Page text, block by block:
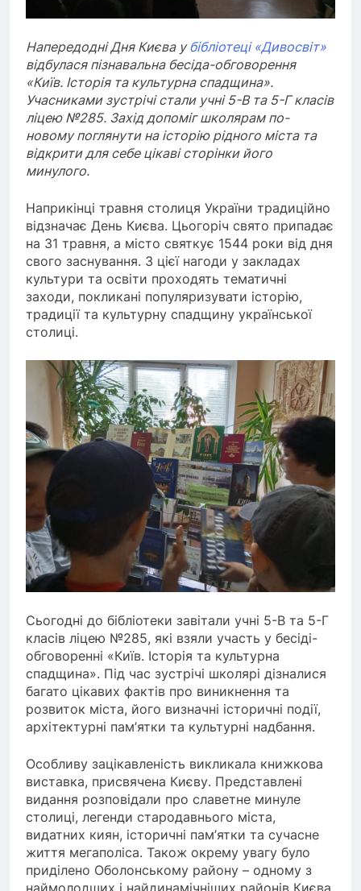
Напередодні Дня Києва убібліотеці «Дивосвіт»
відбулася пізнавальна бесіда-обговорення
«Київ. Історія та культурна спадщина».
Учасниками зустрічі стали учні 5-В та 5-Г класів
ліцею №285. Захід допоміг школярам по-
новому поглянути на історію рідного міста та
відкрити для себе цікаві сторінки його
минулого.
Наприкінці травня столиця України традиційно
відзначає День Києва. Цьогоріч свято припадає
на 31 травня, а місто святкує 1544 роки від дня
свого заснування. З цієї нагоди у закладах
культури та освіти проходять тематичні
заходи, покликані популяризувати історію,
традиції та культурну спадщину української
столиці.
Сьогодні до бібліотеки завітали учні 5-В та 5-Г
класів ліцею №285, які взяли участь у бесіді-
обговоренні «Київ. Історія та культурна
спадщина». Під час зустрічі школярі дізналися
багато цікавих фактів про виникнення та
розвиток міста, його визначні історичні події,
архітектурні пам’ятки та культурні надбання.
Особливу зацікавленість викликала книжкова
виставка, присвячена Києву. Представлені
видання розповідали про славетне минуле
столиці, легенди стародавнього міста,
видатних киян, історичні пам’ятки та сучасне
життя мегаполіса. Також окрему увагу було
приділено Оболонському району – одному з
наймолодших і найдинамічніших районів Києва,